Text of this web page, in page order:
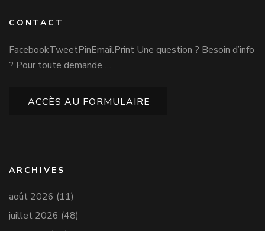
CONTACT
FacebookTweetPinEmailPrint Une question ? Besoin d’info
? Pour toute demande …
ACCÈS AU FORMULAIRE
ARCHIVES
août 2026 (11)
juillet 2026 (48)